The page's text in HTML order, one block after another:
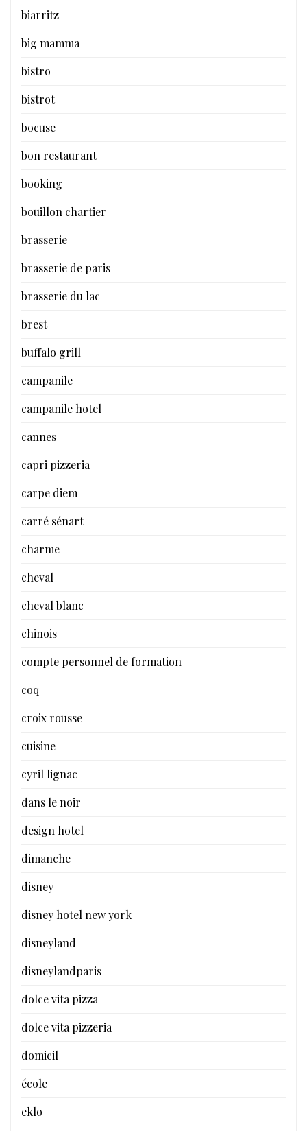
biarritz
big mamma
bistro
bistrot
bocuse
bon restaurant
booking
bouillon chartier
brasserie
brasserie de paris
brasserie du lac
brest
buffalo grill
campanile
campanile hotel
cannes
capri pizzeria
carpe diem
carré sénart
charme
cheval
cheval blanc
chinois
compte personnel de formation
coq
croix rousse
cuisine
cyril lignac
dans le noir
design hotel
dimanche
disney
disney hotel new york
disneyland
disneylandparis
dolce vita pizza
dolce vita pizzeria
domicil
école
eklo